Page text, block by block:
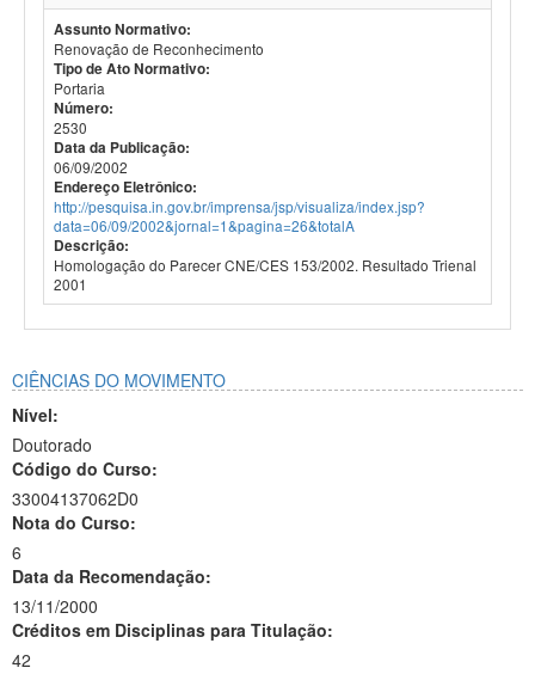
Assunto Normativo:
Renovação de Reconhecimento
Tipo de Ato Normativo:
Portaria
Número:
2530
Data da Publicação:
06/09/2002
Endereço Eletrônico:
http://pesquisa.in.gov.br/imprensa/jsp/visualiza/index.jsp?
data=06/09/2002&jornal=1&pagina=26&totalA
Descrição:
Homologação do Parecer CNE/CES 153/2002. Resultado Trienal
2001
CIÊNCIAS DO MOVIMENTO
Nível:
Doutorado
Código do Curso:
33004137062D0
Nota do Curso:
6
Data da Recomendação:
13/11/2000
Créditos em Disciplinas para Titulação:
42